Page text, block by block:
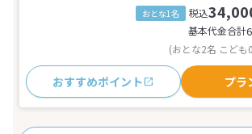
おとな1名 税込
基本代金合計
(おとな2名 こど
おすすめポイント プラ